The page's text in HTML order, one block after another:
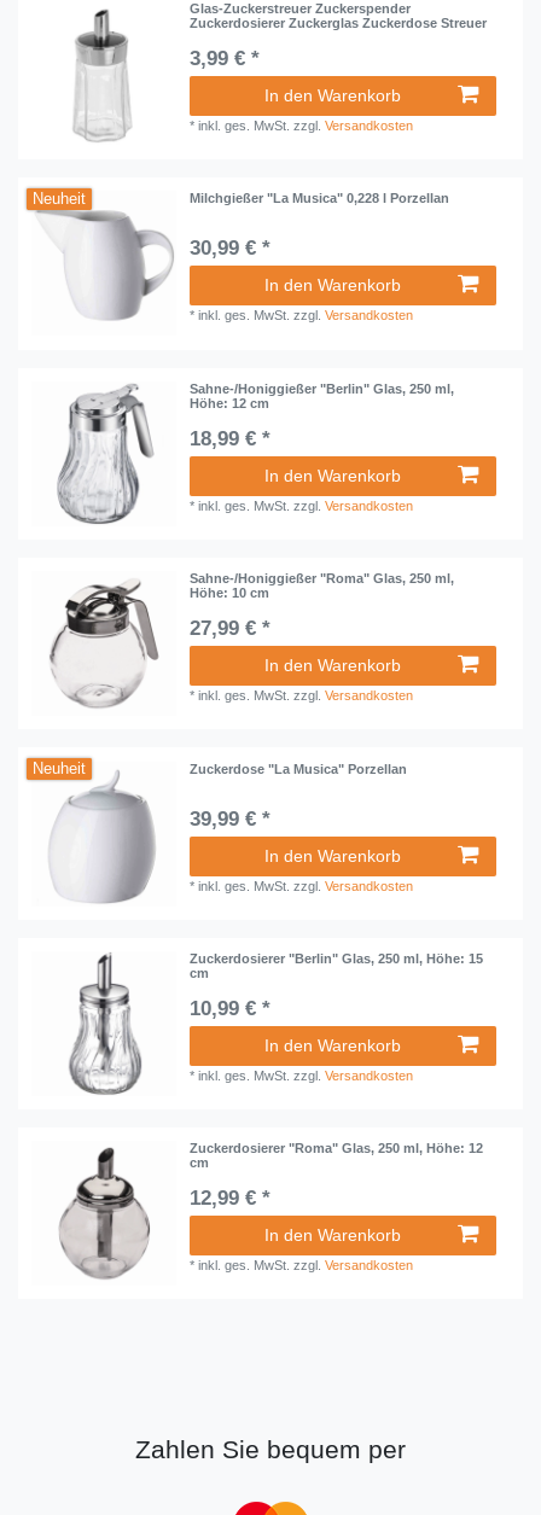
Glas-Zuckerstreuer Zuckerspender
Zuckerdosierer Zuckerglas Zuckerdose Streuer
3,99 € *
In den Warenkorb
*inkl. ges. MwSt. zzgl.Versandkosten
Neuheit Milchgießer "La Musica" 0,228 l Porzellan
30,99 € *
In den Warenkorb
*inkl. ges. MwSt. zzgl.Versandkosten
Sahne-/Honiggießer "Berlin" Glas, 250 ml,
Höhe: 12 cm
18,99 € *
In den Warenkorb
*inkl. ges. MwSt. zzgl.Versandkosten
Sahne-/Honiggießer "Roma" Glas, 250 ml,
Höhe: 10 cm
27,99 € *
In den Warenkorb
*inkl. ges. MwSt. zzgl.Versandkosten
Neuheit Zuckerdose "La Musica" Porzellan
39,99 € *
In den Warenkorb
*inkl. ges. MwSt. zzgl.Versandkosten
Zuckerdosierer "Berlin" Glas, 250 ml, Höhe: 15
cm
10,99 € *
In den Warenkorb
*inkl. ges. MwSt. zzgl.Versandkosten
Zuckerdosierer "Roma" Glas, 250 ml, Höhe: 12
cm
12,99 € *
In den Warenkorb
*inkl. ges. MwSt. zzgl.Versandkosten
Zahlen Sie bequem per